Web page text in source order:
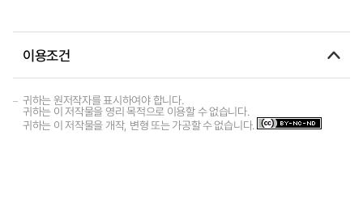
이용조건
귀하는 원저작자를 표시하여야 합니다.
귀하는 이 저작물을 영리 목적으로 이용할 수 없습니다.
귀하는 이 저작물을 개작, 변형 또는 가공할 수 없습니다.